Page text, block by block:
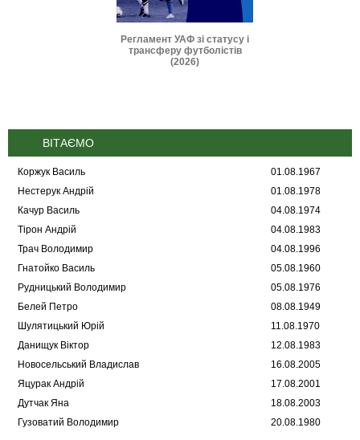
Регламент УАФ зі статусу і
трансферу футболістів
(2026)
ВІТАЄМО
Коржук Василь
01.08.1967
Нестерук Андрій
01.08.1978
Качур Василь
04.08.1974
Тірон Андрій
04.08.1983
Трач Володимир
04.08.1996
Гнатойко Василь
05.08.1960
Рудницький Володимир
05.08.1976
Белей Петро
08.08.1949
Шулятицький Юрій
11.08.1970
Данищук Віктор
12.08.1983
Новосельський Владислав
16.08.2005
Яцурак Андрій
17.08.2001
Дутчак Яна
18.08.2003
Гузоватий Володимир
20.08.1980